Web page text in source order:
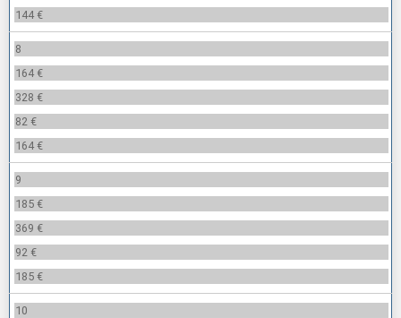
144 €
8
164 €
328 €
82 €
164 €
9
185 €
369 €
92 €
185 €
10